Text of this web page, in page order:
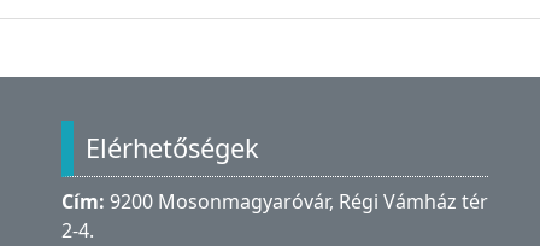
Elérhetőségek
Cím: 9200 Mosonmagyaróvár, Régi Vámház tér
2-4.